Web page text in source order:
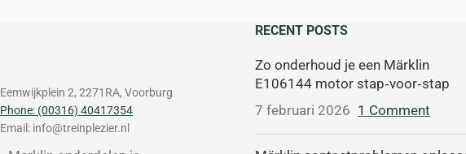
Eemwijkplein 2, 2271RA, Voorburg
Phone: (00316) 40417354
Email: info@treinplezier.nl
RECENT POSTS
Zo onderhoud je een Märklin
E106144 motor stap‑voor‑stap
7 februari 2026 1 Comment